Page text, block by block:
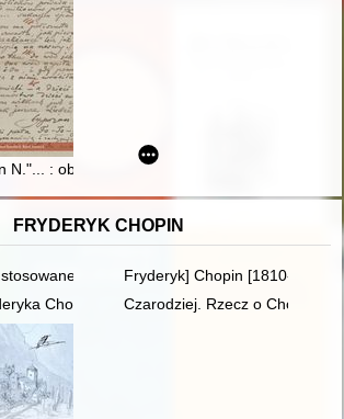
N."... : obecność młodego poety w prasie
FRYDERYK CHOPIN
w leczeniu Fryderyka Chopina
Fryderyk] Chopin [1810-1849]
Chopina na przełomie XVIII i XIX w
Czarodziej. Rzecz o Chopinie